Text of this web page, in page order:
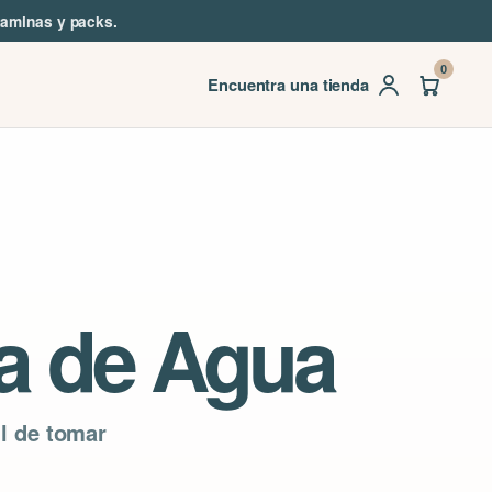
y packs.
Encuentra una tienda
0
de Agua
de tomar